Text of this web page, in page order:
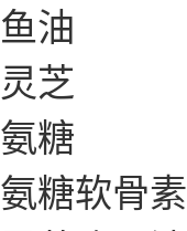
鱼油
灵芝
氨糖
氨糖软骨素